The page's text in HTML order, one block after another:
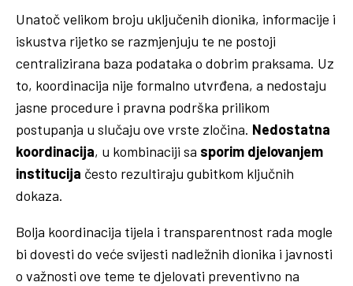
Unatoč velikom broju uključenih dionika, informacije i
iskustva rijetko se razmjenjuju te ne postoji
centralizirana baza podataka o dobrim praksama. Uz
to, koordinacija nije formalno utvrđena, a nedostaju
jasne procedure i pravna podrška prilikom
postupanja u slučaju ove vrste zločina. Nedostatna
koordinacija, u kombinaciji sa sporim djelovanjem
institucija često rezultiraju gubitkom ključnih
dokaza.
Bolja koordinacija tijela i transparentnost rada mogle
bi dovesti do veće svijesti nadležnih dionika i javnosti
o važnosti ove teme te djelovati preventivno na